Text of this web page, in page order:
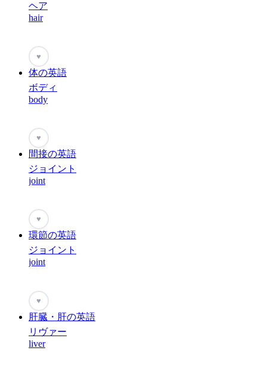
ヘア
hair
♥
体の英語
ボディ
body
♥
間接の英語
ジョイント
joint
♥
環節の英語
ジョイント
joint
♥
肝臓・肝の英語
リヴァー
liver